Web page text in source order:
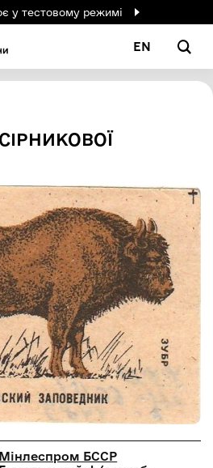
у тестовому режимі
EN
Мінлеспром БССР